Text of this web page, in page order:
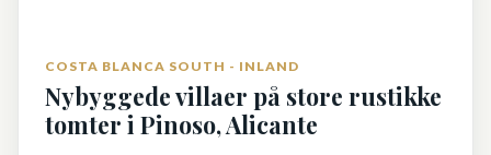
COSTA BLANCA SOUTH - INLAND
Nybyggede villaer på store rustikke
tomter i Pinoso, Alicante